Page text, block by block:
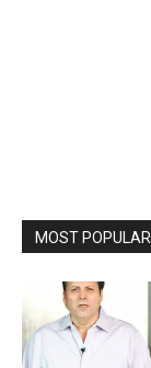
MOST POPULAR